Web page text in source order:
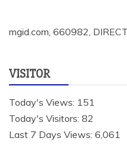
mgid.com, 660982,
VISITOR
Today's Views: 151
Today's Visitors: 82
Last 7 Days Views: 6,061